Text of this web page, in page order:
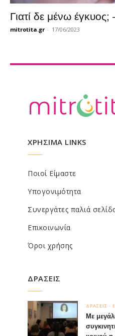
Γιατί δε μένω
mitrotita.gr - 17/06/2023
ΧΡΗΣΙΜΑ LINKS
Ποιοί Είμαστε
Υπογονιμότητα
Συνεργάτες παλιά
Επικοινωνία
Όροι χρήσης
ΔΡΑΣΕΙΣ
Με
ΔΡΑΣΕΙΣ -